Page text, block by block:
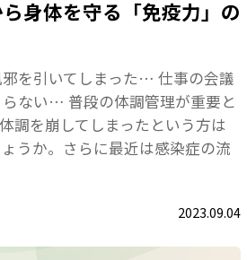
身体を守る「免疫力」の
を引いてしまった… 仕事の会議
ない… 普段の体調管理が重要と
調を崩してしまったという方は
うか。さらに最近は感染症の流
2023.09.04